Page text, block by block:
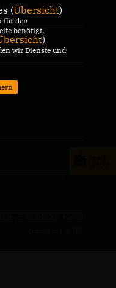
(Übersicht)
für den
benötigt.
)
wir Dienste und